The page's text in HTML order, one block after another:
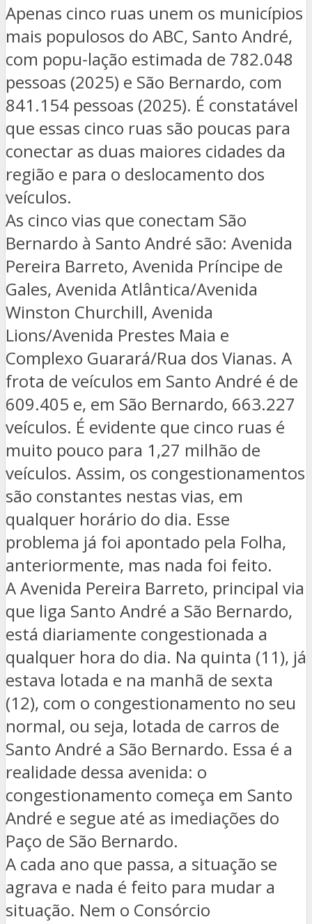
Apenas cinco ruas unem os municípios
mais populosos do ABC, Santo André,
com popu-lação estimada de 782.048
pessoas (2025) e São Bernardo, com
841.154 pessoas (2025). É constatável
que essas cinco ruas são poucas para
conectar as duas maiores cidades da
região e para o deslocamento dos
veículos.
As cinco vias que conectam São
Bernardo à Santo André são: Avenida
Pereira Barreto, Avenida Príncipe de
Gales, Avenida Atlântica/Avenida
Winston Churchill, Avenida
Lions/Avenida Prestes Maia e
Complexo Guarará/Rua dos Vianas. A
frota de veículos em Santo André é de
609.405 e, em São Bernardo, 663.227
veículos. É evidente que cinco ruas é
muito pouco para 1,27 milhão de
veículos. Assim, os congestionamentos
são constantes nestas vias, em
qualquer horário do dia. Esse
problema já foi apontado pela Folha,
anteriormente, mas nada foi feito.
A Avenida Pereira Barreto, principal via
que liga Santo André a São Bernardo,
está diariamente congestionada a
qualquer hora do dia. Na quinta (11), já
estava lotada e na manhã de sexta
(12), com o congestionamento no seu
normal, ou seja, lotada de carros de
Santo André a São Bernardo. Essa é a
realidade dessa avenida: o
congestionamento começa em Santo
André e segue até as imediações do
Paço de São Bernardo.
A cada ano que passa, a situação se
agrava e nada é feito para mudar a
situação. Nem o Consórcio